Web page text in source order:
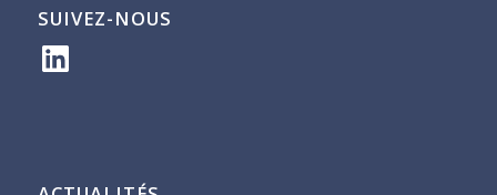
SUIVEZ-NOUS
LinkedIn